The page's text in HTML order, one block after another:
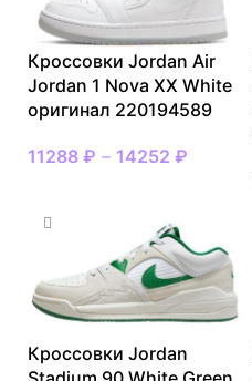
Кроссовки Jordan Air
Jordan 1 Nova XX White
оригинал 220194589
11288 ₽ – 14252 ₽
Кроссовки Jordan